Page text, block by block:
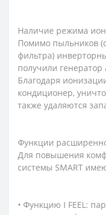
Наличие режима
Помимо пыльников
фильтра)
получили генератор
Благодаря
кондиционер,
также удаляются
Функции
Для повышения
системы SMART
• Функцию I FEEL: